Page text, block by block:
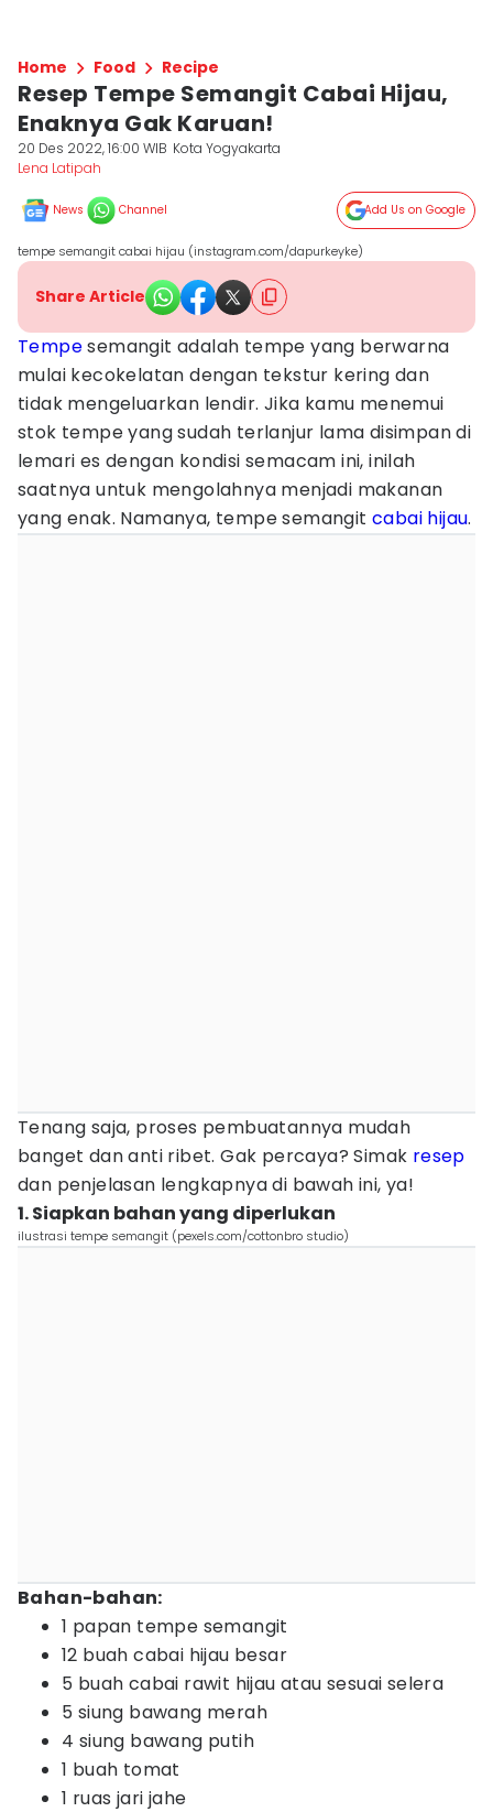
Home Food Recipe
Resep Tempe Semangit Cabai Hijau,
Enaknya Gak Karuan!
20 Des 2022, 16:00 WIB Kota Yogyakarta
Lena Latipah
News Channel Add Us on Google
tempe semangit cabai hijau (instagram.com/dapurkeyke)
Share Article
Tempesemangit adalah tempe yang berwarna
mulai kecokelatan dengan tekstur kering dan
tidak mengeluarkan lendir. Jika kamu menemui
stok tempe yang sudah terlanjur lama disimpan di
lemari es dengan kondisi semacam ini, inilah
saatnya untuk mengolahnya menjadi makanan
yang enak. Namanya, tempe semangit cabai hijau.
Tenang saja, proses pembuatannya mudah
banget dan anti ribet. Gak percaya? Simak resep
dan penjelasan lengkapnya di bawah ini, ya!
1. Siapkan bahan yang diperlukan
ilustrasi tempe semangit (pexels.com/cottonbro studio)
Bahan-bahan:
1 papan tempe semangit
12 buah cabai hijau besar
5 buah cabai rawit hijau atau sesuai selera
5 siung bawang merah
4 siung bawang putih
1 buah tomat
1 ruas jari jahe